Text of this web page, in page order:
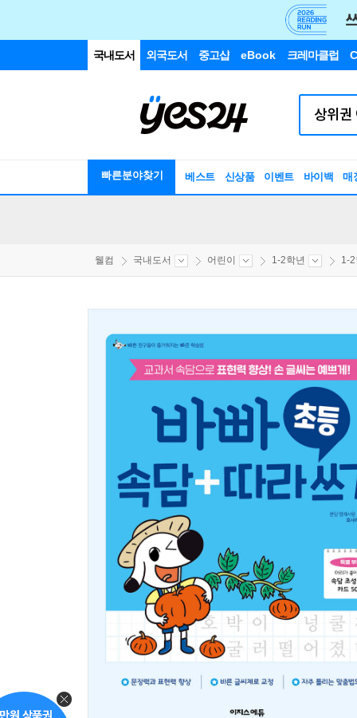
국내도서 외국도서 중고샵 eBook 크레마클럽
빠른분야찾기 베스트 신상품 이벤트 바이백 매
웰컴 국내도서 어린이 1-2학년 1-